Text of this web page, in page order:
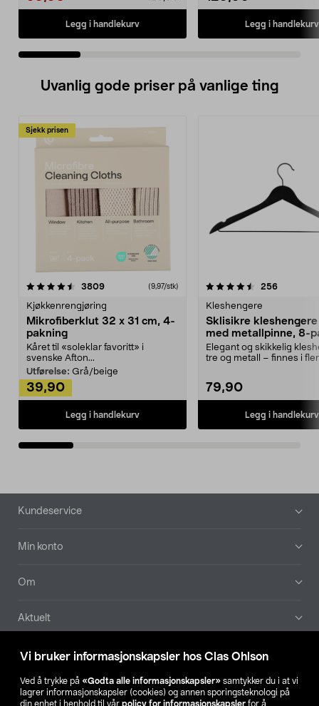
Vi bruker informasjonskapsler hos Clas Ohlson
Ved å trykke på «Godta alle informasjonskapsler» samtykker du i at vi
lagrer informasjonskapsler (cookies) og annen sporingsteknologi på
din enhet i henhold til vår policy for informasjonskapsler for å
Legg i handlekurv Legg i handlekurv
Uvanlig gode priser på vanlige ting
Sjekk prisen
3809anmeldelser(9,97/stk)
Kjøkkenrengjøring
Mikrofiberklut 32 x 31 cm, 4-
pakning
Kåret til «soleklar favoritt» i
svenske Afton...
Utførelse: Grå/beige
39,90
Legg i handlekurv
4.5av 5 stjerner 256
Kleshengere
Sklisikre
med metallpinne, 8-
Elegant og skikkelig
tre og metall – finnes i
79,90
Legg i handlekurv
4.5av 5 stjerner
Bunntekst
Kundeservice
Min konto
Om
Aktuelt
Våre selskaper
Finn din butikk